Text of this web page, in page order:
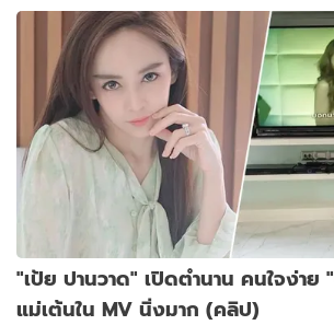
"เป้ย ปานวาด" เปิดตำนาน คนใจง่า
แม่เต้นใน MV นิ่งมาก (คลิป)